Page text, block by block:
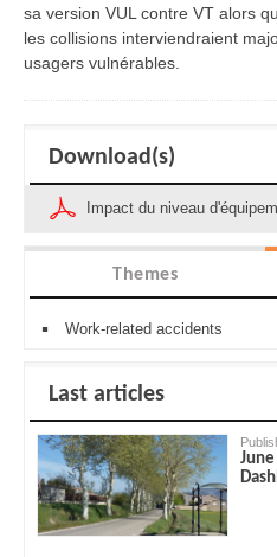
sa version VUL contre VT alors
les collisions interviendraient
usagers vulnérables.
Download(s)
Impact du niveau
Themes
Work-related accidents
Last articles